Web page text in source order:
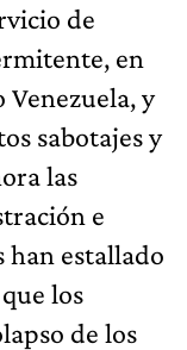
de
en
Venezuela, y
sabotajes y
las
e
han estallado
los
de los